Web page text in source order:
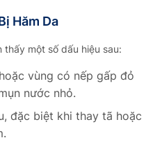
Hăm Da
thấy một số dấu hiệu sau:
vùng có nếp gấp đỏ
nước nhỏ.
đặc biệt khi thay tã hoặc